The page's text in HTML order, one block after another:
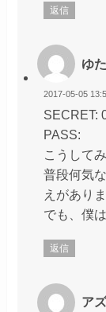
返信
ゆ
2017-05-05
SECRET:
PASS:
こうして
普段何気
えがあり
でも、僕
返信
ア